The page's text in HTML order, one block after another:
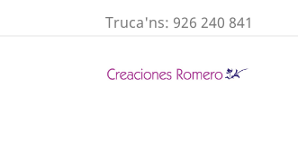
Truca'ns: 926 240 841